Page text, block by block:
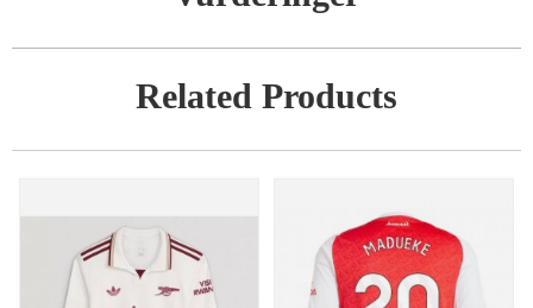
Related Products